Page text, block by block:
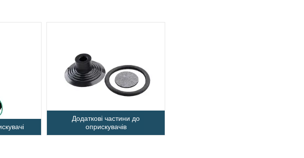
Додаткові частини до
оприскувачів